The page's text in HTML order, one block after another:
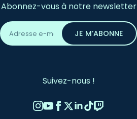
Abonnez-vous à notre newsletter
Adresse
email
*
JE M’ABONNE
Suivez-nous !